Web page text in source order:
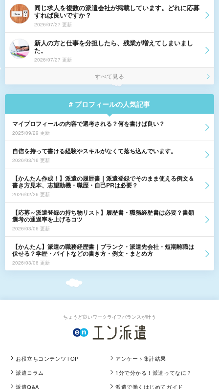
同じ求人を複数の派遣会社が掲載しています。どれに応募
すれば良いですか？
2026/07/27 更新
新人の方と仕事を分担したら、残業が増えてしまいまし
た。
2026/07/27 更新
すべて見る
# プロフィールの人気記事
マイプロフィールの内容で選考される？何を書けば良い？
2025/09/29 更新
自信を持って書ける経験やスキルがなくて落ち込んでいます。
2026/03/16 更新
【かんたん作成！】派遣の履歴書｜派遣登録でそのまま使える例文＆
書き方見本、志望動機・職歴・自己PRは必要？
2026/02/26 更新
【応募～派遣登録の持ち物リスト】履歴書・職務経歴書は必要？書類
選考の通過率を上げるコツ
2026/03/06 更新
【かんたん】派遣の職務経歴書｜ブランク・派遣先会社・短期離職は
伏せる？学歴・バイトなどの書き方・例文・まとめ方
2026/03/06 更新
ちょうど良いワークライフバランスが叶う
お役立ちコンテンツTOP
アンケート集計結果
派遣コラム
1分で分かる！派遣ってなに？
派遣Q&A
派遣で働くはじめてガイド